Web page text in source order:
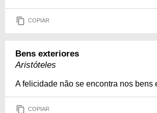
COPIAR
Bens exteriores
Aristóteles
A felicidade não se encontra nos bens
COPIAR